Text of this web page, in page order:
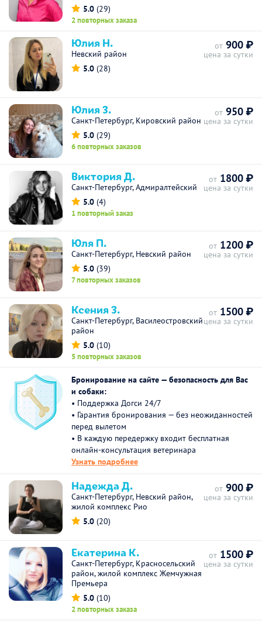
5.0 (29)
2 повторных заказа
Юлия Н.
Невский район
5.0 (28)
от 900 ₽
цена за сутки
Юлия З.
Санкт-Петербург, Кировский район
5.0 (29)
6 повторных заказов
от 950 ₽
цена за сутки
Виктория Д.
Санкт-Петербург, Адмиралтейский
5.0 (4)
1 повторный заказ
от 1800 ₽
цена за сутки
Юля П.
Санкт-Петербург, Невский район
5.0 (39)
7 повторных заказов
от 1200 ₽
цена за сутки
Ксения З.
Санкт-Петербург, Василеостровский
район
5.0 (10)
5 повторных заказов
от 1500 ₽
цена за сутки
Бронирование на сайте — безопасность для Вас
и собаки:
• Поддержка Догси 24/7
• Гарантия бронирования — без неожиданностей
перед вылетом
• В каждую передержку входит бесплатная
онлайн-консультация ветеринара
Узнать подробнее
Надежда Д.
Санкт-Петербург, Невский район,
жилой комплекс Рио
5.0 (20)
от 900 ₽
цена за сутки
Екатерина К.
Санкт-Петербург, Красносельский
район, жилой комплекс Жемчужная
Премьера
5.0 (10)
2 повторных заказа
от 1500 ₽
цена за сутки